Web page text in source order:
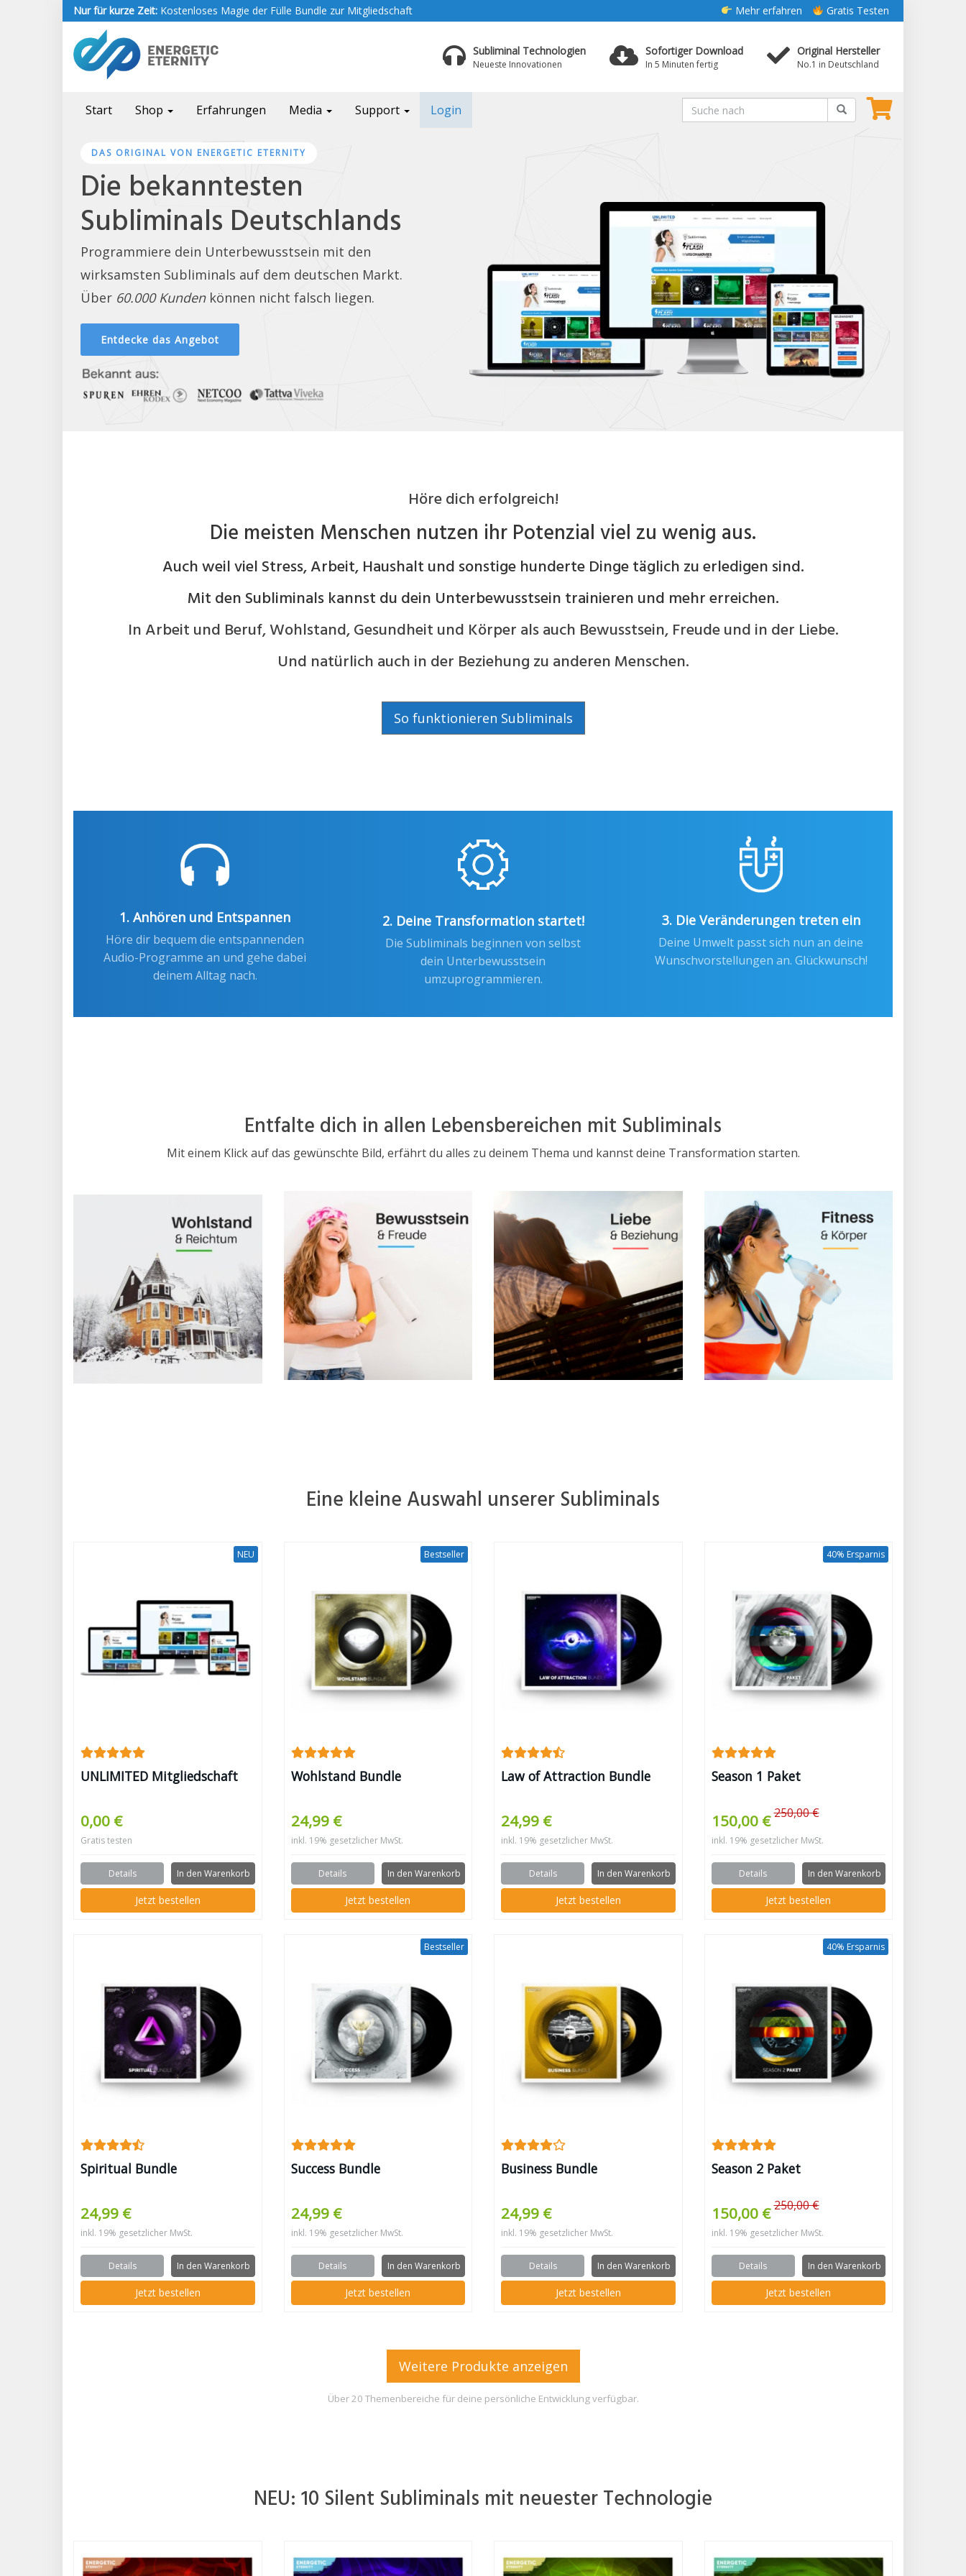
Nur für kurze Zeit: Kostenloses Magie der Fülle Bundle zur Mitgliedschaft Mehr erfahren Gratis Testen
Subliminal Technologien
Neueste Innovationen
Sofortiger Download
In 5 Minuten fertig
Original Hersteller
No.1 in Deutschland
Start Shop Erfahrungen Media Support Login
DAS ORIGINAL VON ENERGETIC ETERNITY
Die bekanntesten
Subliminals Deutschlands
Programmiere dein Unterbewusstsein mit den
wirksamsten Subliminals auf dem deutschen Markt.
Über 60.000 Kundenkönnen nicht falsch liegen.
Entdecke das Angebot
Höre dich erfolgreich!
Die meisten Menschen nutzen ihr Potenzial viel zu wenig aus.
Auch weil viel Stress, Arbeit, Haushalt und sonstige hunderte Dinge täglich zu erledigen sind.
Mit den Subliminals kannst du dein Unterbewusstsein trainieren und mehr erreichen.
In Arbeit und Beruf, Wohlstand, Gesundheit und Körper als auch Bewusstsein, Freude und in der Liebe.
Und natürlich auch in der Beziehung zu anderen Menschen.
So funktionieren Subliminals
1. Anhören und Entspannen
Höre dir bequem die entspannenden
Audio-Programme an und gehe dabei
deinem Alltag nach.
2. Deine Transformation startet!
Die Subliminals beginnen von selbst
dein Unterbewusstsein
umzuprogrammieren.
3. Die Veränderungen treten ein
Deine Umwelt passt sich nun an deine
Wunschvorstellungen an. Glückwunsch!
Entfalte dich in allen Lebensbereichen mit Subliminals
Mit einem Klick auf das gewünschte Bild, erfährt du alles zu deinem Thema und kannst deine Transformation starten.
Eine kleine Auswahl unserer Subliminals
NEU
UNLIMITED Mitgliedschaft
0,00 €
Gratis testen
Details In den Warenkorb
Jetzt bestellen
Bestseller
Wohlstand Bundle
24,99 €
inkl. 19% gesetzlicher MwSt.
Details In den Warenkorb
Jetzt bestellen
Law of Attraction Bundle
24,99 €
inkl. 19% gesetzlicher MwSt.
Details In den Warenkorb
Jetzt bestellen
40% Ersparnis
Season 1 Paket
150,00 €250,00 €
inkl. 19% gesetzlicher MwSt.
Details In den Warenkorb
Jetzt bestellen
Spiritual Bundle
24,99 €
inkl. 19% gesetzlicher MwSt.
Details In den Warenkorb
Jetzt bestellen
Bestseller
Success Bundle
24,99 €
inkl. 19% gesetzlicher MwSt.
Details In den Warenkorb
Jetzt bestellen
Business Bundle
24,99 €
inkl. 19% gesetzlicher MwSt.
Details In den Warenkorb
Jetzt bestellen
40% Ersparnis
Season 2 Paket
150,00 €250,00 €
inkl. 19% gesetzlicher MwSt.
Details In den Warenkorb
Jetzt bestellen
Weitere Produkte anzeigen
Über 20 Themenbereiche für deine persönliche Entwicklung verfügbar.
NEU: 10 Silent Subliminals mit neuester Technologie